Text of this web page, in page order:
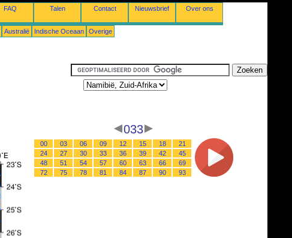
FAQ Talen Contact Nieuwsbrief Over ons
Australië Indische Oceaan Overige
033
00 03 06 09 12 15 18
21
24
27 30 33 36 39 42
45
48
51 54 57 60 63 66
69
72
75 78 81 84 87 90 93